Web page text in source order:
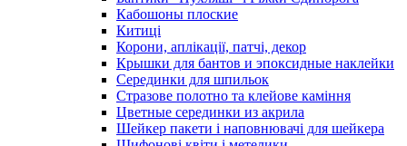
Кабошоны плоские
Китиці
Корони, аплікації, патчі, декор
Крышки для бантов и эпоксидные наклейки
Серединки для шпильок
Стразове полотно та клейове каміння
Цветные серединки из акрила
Шейкер пакети і наповнювачі для шейкера